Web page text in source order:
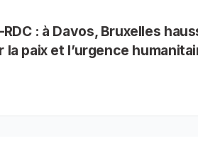
: à Davos, Bruxelles
la paix et l’urgence